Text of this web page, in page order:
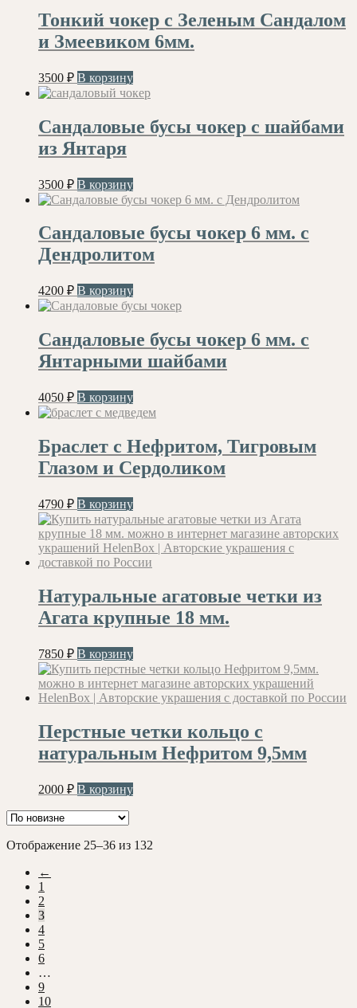
Тонкий чокер с Зеленым Сандалом
и Змеевиком 6мм.
3500 ₽ В корзину
Сандаловые бусы чокер с шайбами
из Янтаря
3500 ₽ В корзину
Сандаловые бусы чокер 6 мм. с
Дендролитом
4200 ₽ В корзину
Сандаловые бусы чокер 6 мм. с
Янтарными шайбами
4050 ₽ В корзину
Браслет с Нефритом, Тигровым
Глазом и Сердоликом
4790 ₽ В корзину
Натуральные агатовые четки из
Агата крупные 18 мм.
7850 ₽ В корзину
Перстные четки кольцо с
натуральным Нефритом 9,5мм
2000 ₽ В корзину
Отображение 25–36 из 132
←
1
2
3
4
5
6
…
9
10